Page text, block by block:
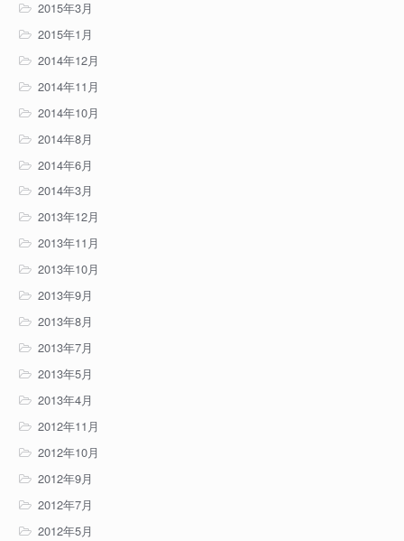
2015年3月
2015年1月
2014年12月
2014年11月
2014年10月
2014年8月
2014年6月
2014年3月
2013年12月
2013年11月
2013年10月
2013年9月
2013年8月
2013年7月
2013年5月
2013年4月
2012年11月
2012年10月
2012年9月
2012年7月
2012年5月